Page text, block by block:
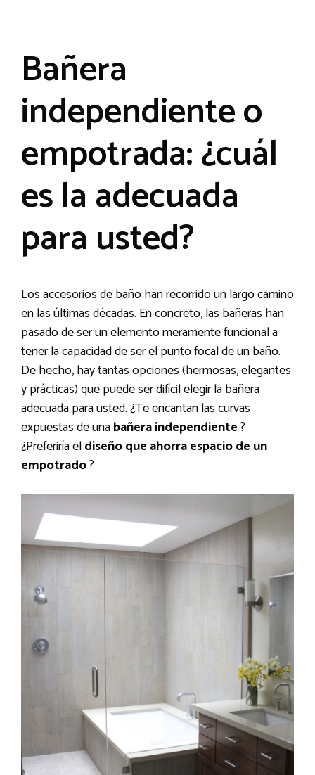
Bañera
independiente o
empotrada: ¿cuál
es la adecuada
para usted?
Los accesorios de baño han recorrido un largo camino
en las últimas décadas. En concreto, las bañeras han
pasado de ser un elemento meramente funcional a
tener la capacidad de ser el punto focal de un baño.
De hecho, hay tantas opciones (hermosas, elegantes
y prácticas) que puede ser difícil elegir la bañera
adecuada para usted. ¿Te encantan las curvas
expuestas de unabañera independiente?
¿Preferiría eldiseño que ahorra espacio de un
empotrado?